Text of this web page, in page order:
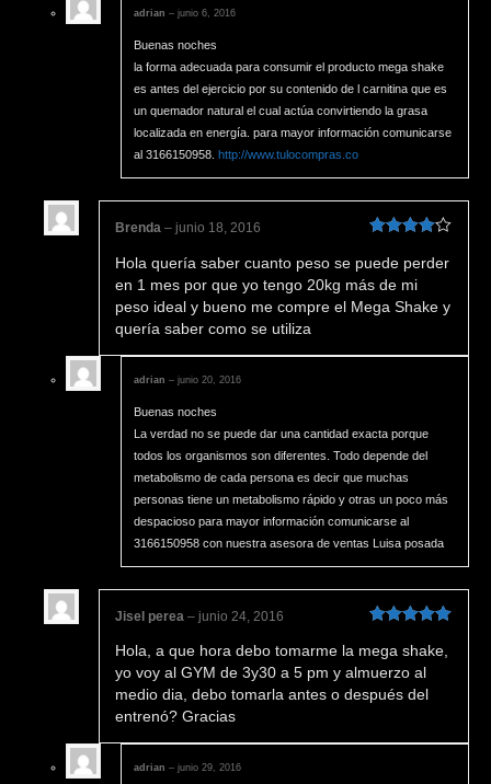
adrian – junio 6, 2016
Buenas noches
la forma adecuada para consumir el producto mega shake
es antes del ejercicio por su contenido de l carnitina que es
un quemador natural el cual actúa convirtiendo la grasa
localizada en energía. para mayor información comunicarse
al 3166150958. http://www.tulocompras.co
en4de 5
Brenda – junio 18, 2016
Hola quería saber cuanto peso se puede perder
en 1 mes por que yo tengo 20kg más de mi
peso ideal y bueno me compre el Mega Shake y
quería saber como se utiliza
adrian – junio 20, 2016
Buenas noches
La verdad no se puede dar una cantidad exacta porque
todos los organismos son diferentes. Todo depende del
metabolismo de cada persona es decir que muchas
personas tiene un metabolismo rápido y otras un poco más
despacioso para mayor información comunicarse al
3166150958 con nuestra asesora de ventas Luisa posada
5de 5
Jisel perea – junio 24, 2016
Hola, a que hora debo tomarme la mega shake,
yo voy al GYM de 3y30 a 5 pm y almuerzo al
medio dia, debo tomarla antes o después del
entrenó? Gracias
adrian – junio 29, 2016